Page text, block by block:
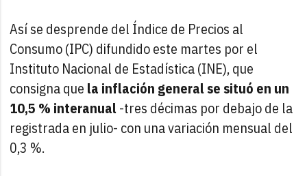
Así se desprende del Índice de Precios al
Consumo (IPC) difundido este martes por el
Instituto Nacional de Estadística (INE), que
consigna que la inflación general se situó en un
10,5 % interanual-tres décimas por debajo de la
registrada en julio- con una variación mensual del
0,3 %.